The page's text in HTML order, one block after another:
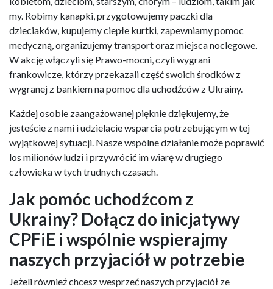
my. Robimy kanapki, przygotowujemy paczki dla
dzieciaków, kupujemy ciepłe kurtki, zapewniamy pomoc
medyczną, organizujemy transport oraz miejsca noclegowe.
W akcję włączyli się Prawo-mocni, czyli wygrani
frankowicze, którzy przekazali część swoich środków z
wygranej z bankiem na pomoc dla uchodźców z Ukrainy.
Każdej osobie zaangażowanej pięknie dziękujemy, że
jesteście z nami i udzielacie wsparcia potrzebującym w tej
wyjątkowej sytuacji. Nasze wspólne działanie może poprawić
los milionów ludzi i przywrócić im wiarę w drugiego
człowieka w tych trudnych czasach.
Jak pomóc uchodźcom z
Ukrainy? Dołącz do inicjatywy
CPFiE i wspólnie wspierajmy
naszych przyjaciół w potrzebie
Jeżeli również chcesz wesprzeć naszych przyjaciół ze